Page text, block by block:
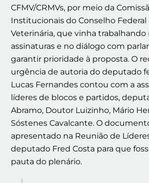
CFMV/CRMVs, por meio da
Institucionais do Conselho
Veterinária, que vinha trabalhando
assinaturas e no diálogo com
garantir prioridade à proposta. O
urgência de autoria do deputado
Lucas Fernandes contou com a
líderes de blocos e partidos,
Abramo, Doutor Luizinho, Mário
Sóstenes Cavalcante. O
apresentado na Reunião de
deputado Fred Costa para que
pauta do plenário.